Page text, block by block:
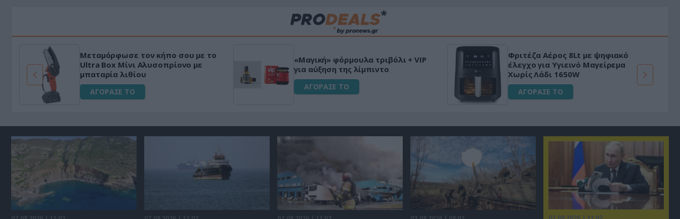
Μεταμόρφωσε τον κήπο σου με το
Ultra Box Μίνι Αλυσοπρίονο με
μπαταρία λιθίου
ΑΓΟΡΑΣΕ ΤΟ
«Μαγική» φόρμουλα τριβόλι + VIP
για αύξηση της λίμπιντο
ΑΓΟΡΑΣΕ ΤΟ
Φριτέζα Αέρος 8Lt με ψηφιακό
έλεγχο για Υγιεινό Μαγείρεμα
Χωρίς Λάδι 1650W
ΑΓΟΡΑΣΕ ΤΟ